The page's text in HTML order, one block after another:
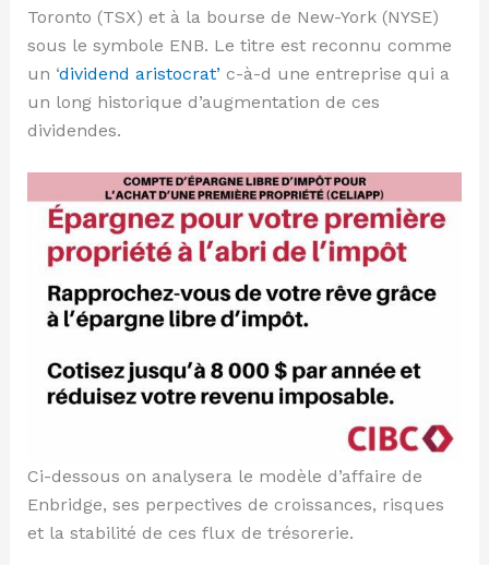
Toronto (TSX) et à la bourse de New-York (NYSE)
sous le symbole ENB. Le titre est reconnu comme
un ‘dividend aristocrat’c-à-d une entreprise qui a
un long historique d’augmentation de ces
dividendes.
Ci-dessous on analysera le modèle d’affaire de
Enbridge, ses perpectives de croissances, risques
et la stabilité de ces flux de trésorerie.